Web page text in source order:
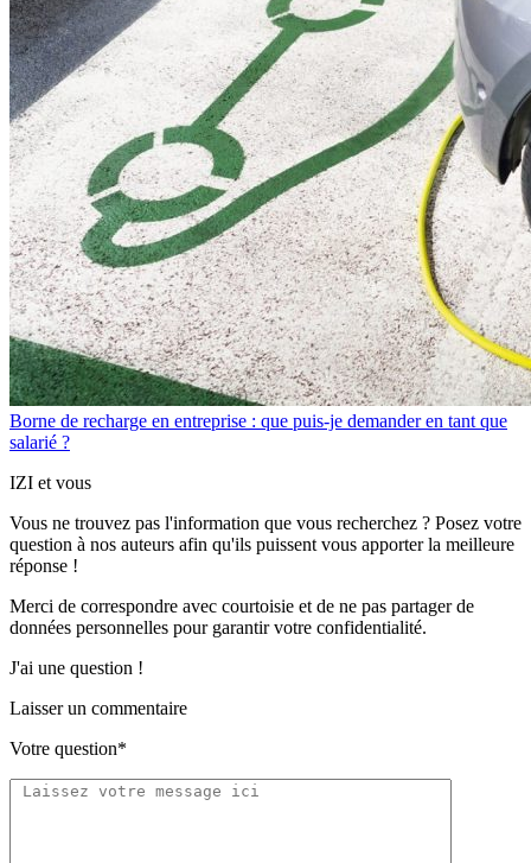
Borne de recharge en entreprise : que puis-je demander en tant que
salarié ?
IZI et vous
Vous ne trouvez pas l'information que vous recherchez ? Posez votre
question à nos auteurs afin qu'ils puissent vous apporterla meilleure
réponse !
Merci de correspondre avec courtoisie et de ne pas partagerde
données personnelles pour garantir votre confidentialité.
J'ai une question !
Laisser un commentaire
Votre question*